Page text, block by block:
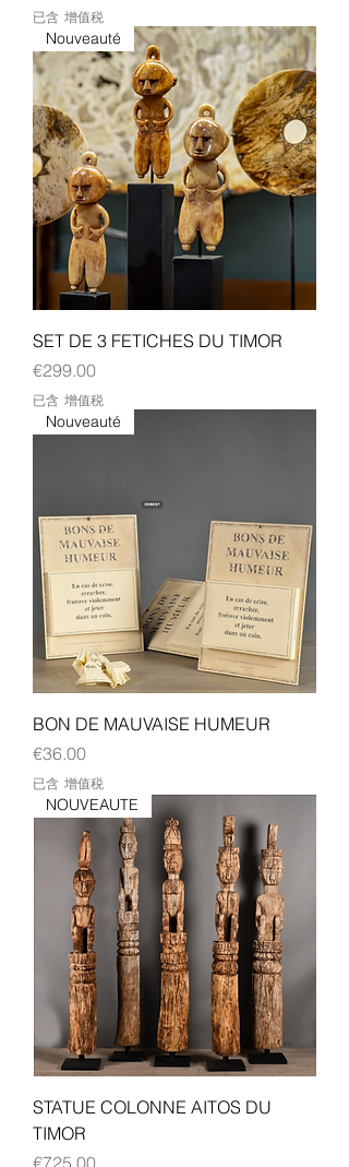
已含 增值税
Nouveauté
SET DE 3 FETICHES DU TIMOR
價格
€299.00
已含 增值税
Nouveauté
BON DE MAUVAISE HUMEUR
價格
€36.00
已含 增值税
NOUVEAUTE
STATUE COLONNE AITOS DU
TIMOR
價格